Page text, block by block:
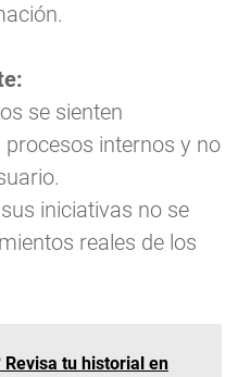
se sienten
internos y no
iniciativas no se
reales de los
tu historial en